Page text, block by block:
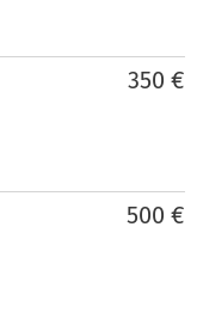
350 €
500 €